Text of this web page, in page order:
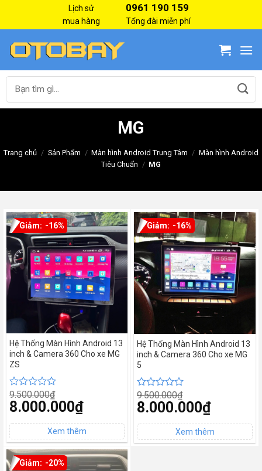
Lịch sử
mua hàng
0961 190 159
Tổng đài miễn phí
Tìm
MG
Trang chủ / Sản Phẩm / Màn hình Android Trung Tâm / Màn hình Android
Tiêu Chuẩn / MG
-16%
Hệ Thống Màn Hình Android 13
inch & Camera 360 Cho xe MG
ZS
Được
xếp
hạng
0
5
sao
9.500.000₫
Giá
gốc
9.500.000₫.
8.000.000₫
hiện
tại
là:
8.000.000₫.
-16%
Hệ Thống Màn Hình Android 13
inch & Camera 360 Cho xe MG
5
Được
xếp
hạng
0
5
sao
9.500.000₫
Giá
gốc
9.500.000₫.
8.000.000₫
hiện
tại
là:
-20%